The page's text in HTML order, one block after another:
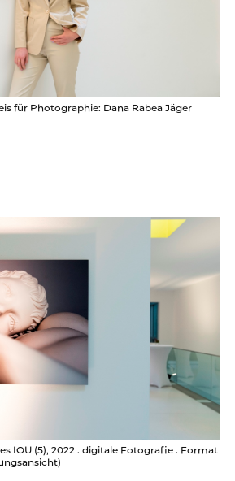
für Photographie: Dana Rabea Jäger
IOU (5), 2022 . digitale Fotografie . Format